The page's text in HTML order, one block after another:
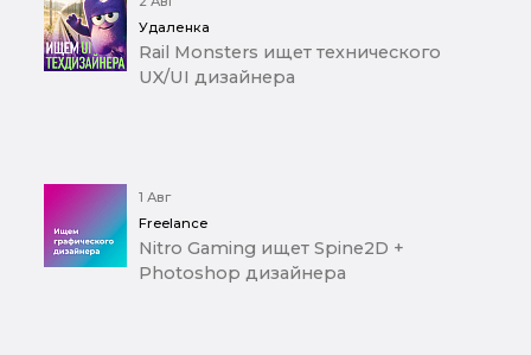
Удаленка
Rail Monsters ищет технического
UX/UI дизайнера
1 Авг
Freelance
Nitro Gaming ищет Spine2D +
Photoshop дизайнера